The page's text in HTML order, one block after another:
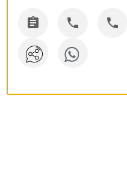
  